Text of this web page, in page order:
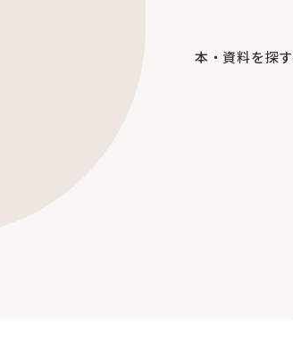
本・資料を探す